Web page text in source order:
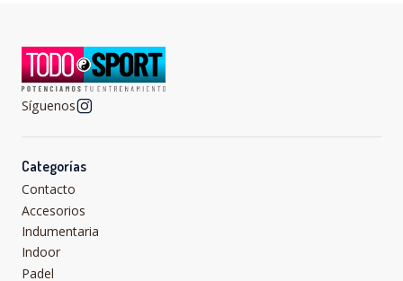
Síguenos
Categorías
Contacto
Accesorios
Indumentaria
Indoor
Padel